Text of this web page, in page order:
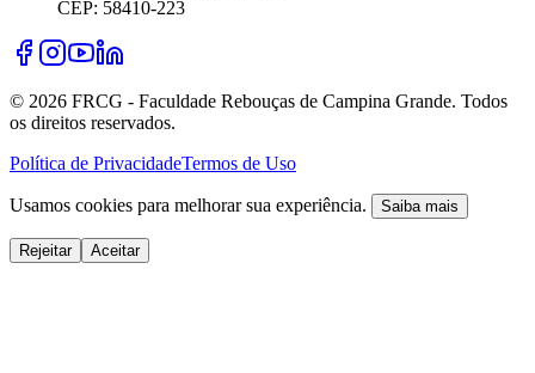
CEP: 58410-223
© 2026 FRCG - Faculdade Rebouças de Campina Grande. Todos
os direitos reservados.
Política de PrivacidadeTermos de Uso
Usamos cookies para melhorar sua experiência. Saiba mais
Rejeitar Aceitar